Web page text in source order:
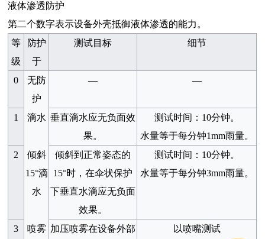
液体渗透防护
第二个数字表示设备外壳抵御液体渗透的能力。
等
级
防护
于
测试目标 细节
0
无防
护
— —
1 滴水 垂直滴水应无负面效
果。
测试时间： 10分钟。
水量等于每分钟1mm雨量。
2
倾斜
15°滴
水
倾斜到正常姿态的
15°时，在伞状保护
下垂直水滴应无负面
效果。
测试时间： 10分钟。
水量等于每分钟3mm雨量。
3 喷雾 加压喷雾在设备外部
以喷嘴测试